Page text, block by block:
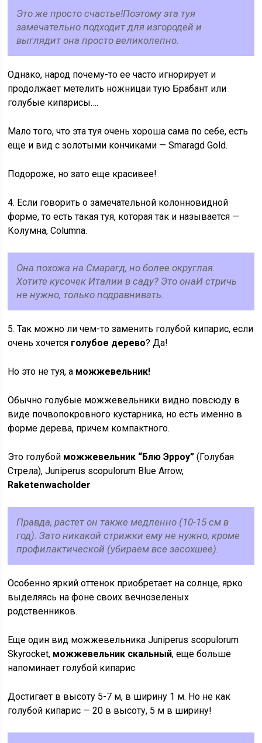
Это же просто счастье!Поэтому эта туя
замечательно подходит для изгородей и
выглядит она просто великолепно.
Однако, народ почему-то ее часто игнорирует и
продолжает метелить ножницаи тую Брабант или
голубые кипарисы….
Мало того, что эта туя очень хороша сама по себе, есть
еще и вид с золотыми кончиками — Smaragd Gold.
Подороже, но зато еще красивее!
4. Если говорить о замечательной колонновидной
форме, то есть такая туя, которая так и называется —
Колумна, Columna.
Она похожа на Смарагд, но более округлая.
Хотите кусочек Италии в саду? Это онаИ стричь
не нужно, только подравнивать.
5. Так можно ли чем-то заменить голубой кипарис, если
очень хочется голубое дерево? Да!
Но это не туя, а можжевельник!
Обычно голубые можжевельники видно повсюду в
виде почвопокровного кустарника, но есть именно в
форме дерева, причем компактного.
Это голубой можжевельник “Блю Эрроу” (Голубая
Стрела), Juniperus scopulorum Blue Arrow,
Raketenwacholder
Правда, растет он также медленно (10-15 см в
год). Зато никакой стрижки ему не нужно, кроме
профилактической (убираем все засохшее).
Особенно яркий оттенок приобретает на солнце, ярко
выделяясь на фоне своих вечнозеленых
родственников.
Еще один вид можжевельника Juniperus scopulorum
Skyrocket, можжевельник скальный, еще больше
напоминает голубой кипарис
Достигает в высоту 5-7 м, в ширину 1 м. Но не как
голубой кипарис — 20 в высоту, 5 м в ширину!